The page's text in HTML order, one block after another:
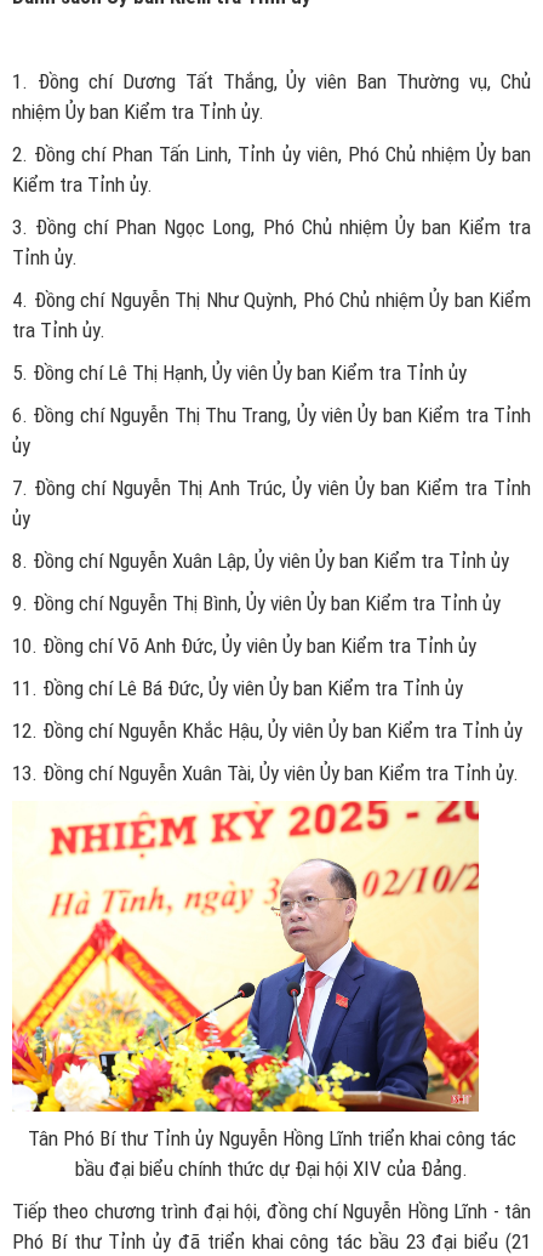
1. Đồng chí Dương Tất Thắng, Ủy viên Ban Thường vụ, Chủ
nhiệm Ủy ban Kiểm tra Tỉnh ủy.
2. Đồng chí Phan Tấn Linh, Tỉnh ủy viên, Phó Chủ nhiệm Ủy ban
Kiểm tra Tỉnh ủy.
3. Đồng chí Phan Ngọc Long, Phó Chủ nhiệm Ủy ban Kiểm tra
Tỉnh ủy.
4. Đồng chí Nguyễn Thị Như Quỳnh, Phó Chủ nhiệm Ủy ban Kiểm
tra Tỉnh ủy.
5. Đồng chí Lê Thị Hạnh, Ủy viên Ủy ban Kiểm tra Tỉnh ủy
6. Đồng chí Nguyễn Thị Thu Trang, Ủy viên Ủy ban Kiểm tra Tỉnh
ủy
7. Đồng chí Nguyễn Thị Anh Trúc, Ủy viên Ủy ban Kiểm tra Tỉnh
ủy
8. Đồng chí Nguyễn Xuân Lập, Ủy viên Ủy ban Kiểm tra Tỉnh ủy
9. Đồng chí Nguyễn Thị Bình, Ủy viên Ủy ban Kiểm tra Tỉnh ủy
10. Đồng chí Võ Anh Đức, Ủy viên Ủy ban Kiểm tra Tỉnh ủy
11. Đồng chí Lê Bá Đức, Ủy viên Ủy ban Kiểm tra Tỉnh ủy
12. Đồng chí Nguyễn Khắc Hậu, Ủy viên Ủy ban Kiểm tra Tỉnh ủy
13. Đồng chí Nguyễn Xuân Tài, Ủy viên Ủy ban Kiểm tra Tỉnh ủy.
Tân Phó Bí thư Tỉnh ủy Nguyễn Hồng Lĩnh triển khai công tác
bầu đại biểu chính thức dự Đại hội XIV của Đảng.
Tiếp theo chương trình đại hội, đồng chí Nguyễn Hồng Lĩnh - tân
Phó Bí thư Tỉnh ủy đã triển khai công tác bầu 23 đại biểu (21